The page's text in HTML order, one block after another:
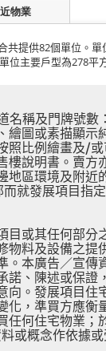
物業
共提供82個單位。單
位主要戶型為278平
名稱及門牌號數
繪圖或素描顯示
照比例繪畫及/
樓說明書。賣方
地區環境及附
而就發展項目指
目或其任何部
物料及設備之
。本廣告／宣
諾、陳述或保
向。發展項目
化，準買方應
任何住宅物業
或概念作依據